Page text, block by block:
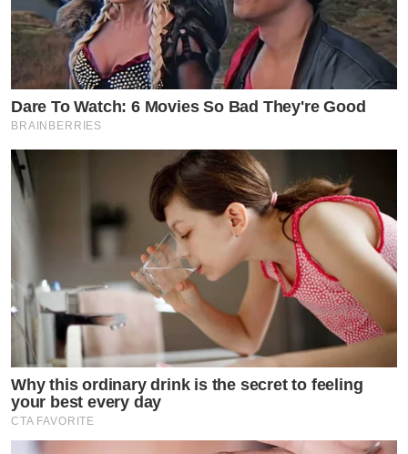
Dare To Watch: 6 Movies So Bad They're Good
BRAINBERRIES
Why this ordinary drink is the secret to feeling
your best every day
CTA FAVORITE